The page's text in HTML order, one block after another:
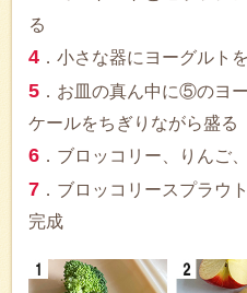
る
4 ．小さな器にヨーグルト
5 ．お皿の真ん中に⑤のヨ
ケールをちぎりながら盛る
6 ．ブロッコリー、りんご
7 ．ブロッコリースプラウ
完成